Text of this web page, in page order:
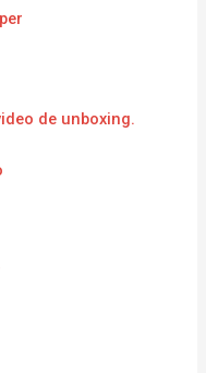
de unboxing.